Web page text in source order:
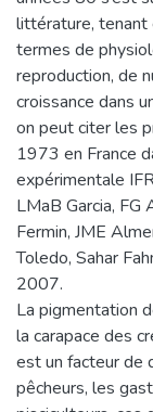
littérature, tenant
termes de
reproduction, de
croissance dans
on peut citer les
1973 en France
expérimentale
LMaB Garcia, FG
Fermin, JME
Toledo, Sahar
2007.
La pigmentation
la carapace des
est un facteur de
pêcheurs, les